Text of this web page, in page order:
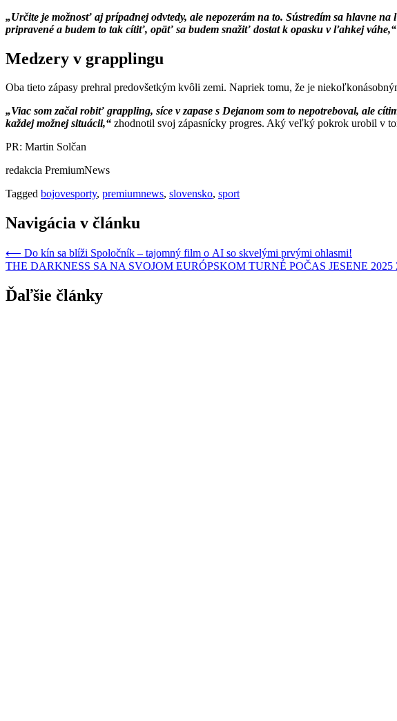
„Určite je možnosť aj prípadnej odvtedy, ale nepozerám na to. Sústredím sa hlavne
pripravené a budem to tak cítiť, opäť sa budem snažiť dostat k opasku v ľahkej váhe,“
Medzery v grapplingu
Oba tieto zápasy prehral predovšetkým kvôli zemi. Napriek tomu, že je
„Viac som začal robiť grappling, síce v zapase s Dejanom som to nepotreboval, ale
každej možnej situácii,“ zhodnotil svoj zápasnícky progres. Aký veľký pokrok urobil v
PR: Martin Solčan
redakcia PremiumNews
Tagged bojovesporty, premiumnews, slovensko, sport
Navigácia v článku
⟵ Do kín sa blíži Spoločník – tajomný film o AI so skvelými prvými ohlasmi!
THE DARKNESS SA NA SVOJOM EURÓPSKOM TURNÉ POČAS JESENE
Ďaľšie články